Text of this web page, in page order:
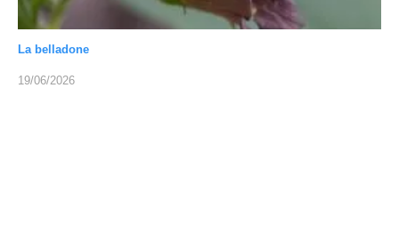
La belladone
19/06/2026